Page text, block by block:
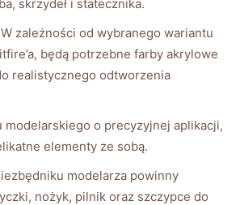
skrzydeł i statecznika.
W zależności od wybranego wariantu
będą potrzebne farby akrylowe
realistycznego odtworzenia
modelarskiego o precyzyjnej aplikacji,
elementy ze sobą.
modelarza powinny
nożyk, pilnik oraz szczypce do